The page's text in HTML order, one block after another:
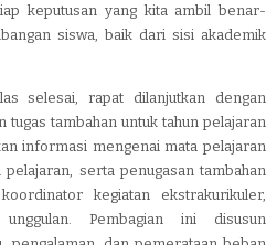
keputusan yang kita ambil benar-
siswa, baik dari sisi akademik
selesai, rapat dilanjutkan dengan
tugas tambahan untuk tahun pelajaran
informasi mengenai mata pelajaran
serta penugasan tambahan
kegiatan ekstrakurikuler,
Pembagian ini disusun